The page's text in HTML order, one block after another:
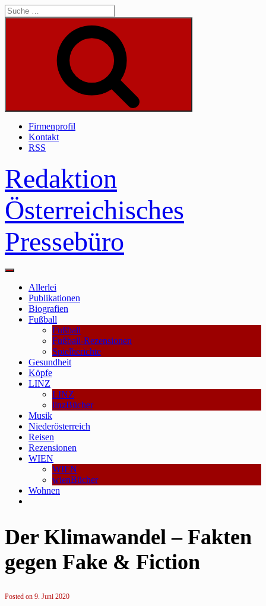
Skip
to
Suche
Firmenprofil
Kontakt
RSS
Redaktion
Österreichisches
Pressebüro
Main
Allerlei
Publikationen
Biografien
Fußball
Fußball
Fußball-Rezensionen
Spielberichte
Gesundheit
Köpfe
LINZ
LINZ
linzBücher
Musik
Niederösterreich
Reisen
Rezensionen
WIEN
WIEN
wienBücher
Wohnen
Der Klimawandel – Fakten
gegen Fake & Fiction
Posted on 9. Juni 2020